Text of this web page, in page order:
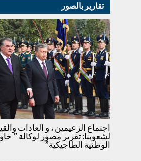
تقارير بالصور
اجتماع الزعيمين ، و العادات
لشعوبنا: تقرير مصور لوكالة ”
الوطنية الطاجيكية”